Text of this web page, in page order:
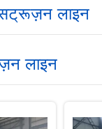
लाइन
लाइन